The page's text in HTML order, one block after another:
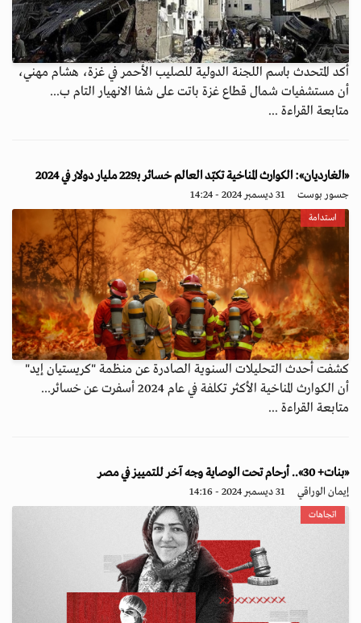
أكد المتحدث باسم اللجنة الدولية للصليب الأحمر في غزة، هشام مهني،
أن مستشفيات شمال قطاع غزة باتت على شفا الانهيار التام ب...
متابعة القراءة ...
«الغارديان»: الكوارث المناخية تكبّد العالم خسائر بـ229 مليار دولار في 2024
جسور بوست 31 ديسمبر 2024 - 14:24
استدامة
كشفت أحدث التحليلات السنوية الصادرة عن منظمة "كريستيان إيد"
أن الكوارث المناخية الأكثر تكلفة في عام 2024 أسفرت عن خسائر...
متابعة القراءة ...
«بنات+ 30».. أرحام تحت الوصاية وجه آخر للتمييز في مصر
إيمان الوراقي 31 ديسمبر 2024 - 14:16
اتجاهات